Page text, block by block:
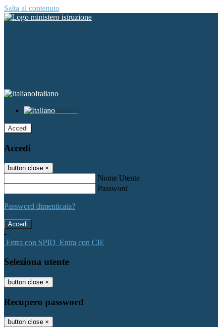
Salta al contenuto
Italiano
Italiano
Accedi
Accedi
button close ×
Nome Utente
Password
Password dimenticata?
-
Entra con SPID Entra con CIE
Seleziona utente
button close ×
Recupero password
button close ×